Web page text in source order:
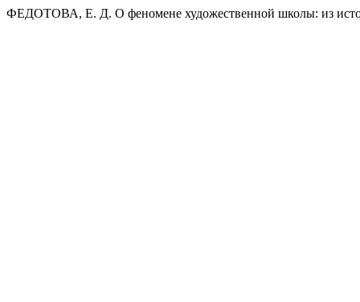
ФЕДОТОВА, Е. Д. О феномене художественной школы: из